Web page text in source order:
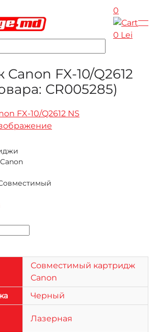
content
0
0 Lei
FX-10/Q2612
CR005285)
Canon
Совместимый картридж
Canon
Черный
Лазерная